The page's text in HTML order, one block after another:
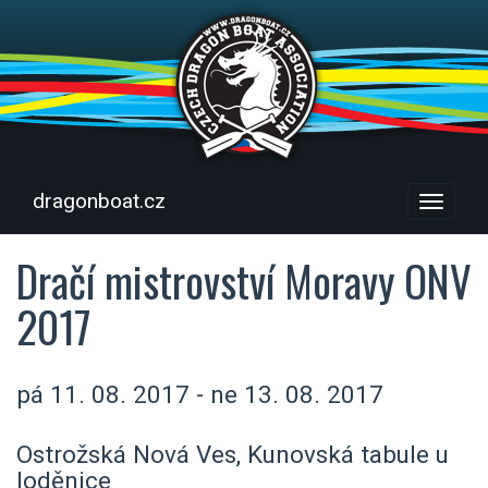
Menu
dragonboat.cz
Dračí mistrovství Moravy ONV
2017
pá 11. 08. 2017 - ne 13. 08. 2017
Ostrožská Nová Ves, Kunovská tabule u
loděnice